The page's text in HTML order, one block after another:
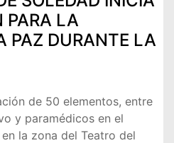
PARA LA
PAZ DURANTE LA
de 50 elementos, entre
y paramédicos en el
la zona del Teatro del